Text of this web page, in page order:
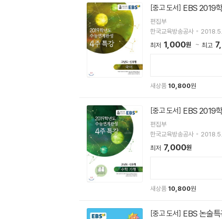
[중고 도서] EBS 2019
편집부
한국교육방송공사
최저 1,000원 최고
새상품 10,800원
[중고 도서] EBS 2019
편집부
한국교육방송공사
최저 7,000원
새상품 10,800원
[중고 도서] EBS 논술